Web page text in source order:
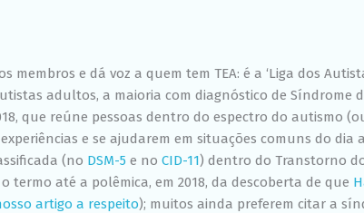
membros e dá voz a quem tem TEA: é a ‘Liga dos
adultos, a maioria com diagnóstico de Síndrome
que reúne pessoas dentro do espectro do autismo
e se ajudarem em situações comuns do dia
(no DSM-5 e no CID-11) dentro do Transtorno
termo até a polêmica, em 2018, da descoberta de que
artigo a respeito); muitos ainda preferem citar a